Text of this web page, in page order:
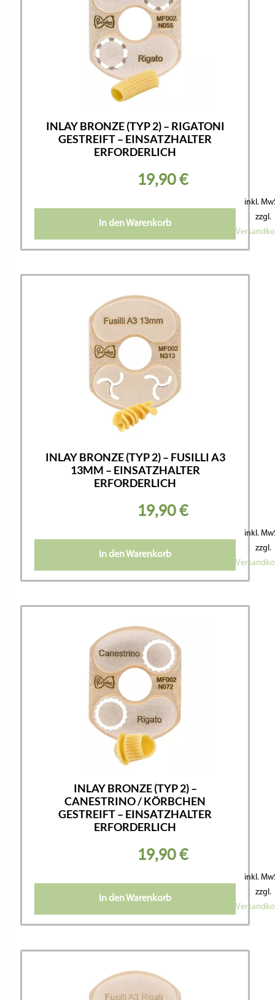
INLAY BRONZE (TYP 2) – RIGATONI
GESTREIFT – EINSATZHALTER
ERFORDERLICH
19,90€
In den Warenkorb
inkl.
zzgl.
INLAY BRONZE (TYP 2) – FUSILLI A3
13MM – EINSATZHALTER
ERFORDERLICH
19,90€
In den Warenkorb
inkl.
zzgl.
INLAY BRONZE (TYP 2) –
CANESTRINO / KÖRBCHEN
GESTREIFT – EINSATZHALTER
ERFORDERLICH
19,90€
In den Warenkorb
inkl.
zzgl.